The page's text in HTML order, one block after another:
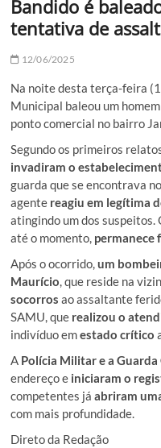
Bandido é
tentativa de
12/06/2025
Na noite desta terça-feira
Municipal baleou um
ponto comercial no bairro
Segundo os primeiros
invadiram o
guarda que se encontrava
agente reagiu em legítima
atingindo um dos suspeitos.
até o momento, permanece
Após o ocorrido,um
Maurício, que reside na
socorros ao assaltante
SAMU, que realizou o
indivíduo emestado crítico
A Polícia Militar e a
endereço e iniciaram o
competentes jáabriram
com mais profundidade.
Direto da Redação